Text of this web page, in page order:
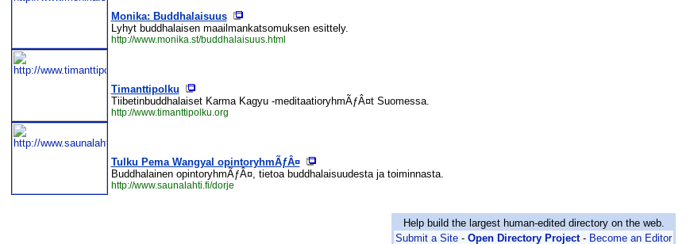
Monika: Buddhalaisuus
Lyhyt buddhalaisen maailmankatsomuksen esittely.
http://www.monika.st/buddhalaisuus.html
Timanttipolku
Tiibetinbuddhalaiset Karma Kagyu -meditaatioryhmÃƒÂ¤t Suomessa.
http://www.timanttipolku.org
Tulku Pema Wangyal opintoryhmÃƒÂ¤
Buddhalainen opintoryhmÃƒÂ¤, tietoa buddhalaisuudesta ja toiminnasta.
http://www.saunalahti.fi/dorje
Help build the largest human-edited directory on the web.
Submit a Site - Open Directory Project- Become an Editor